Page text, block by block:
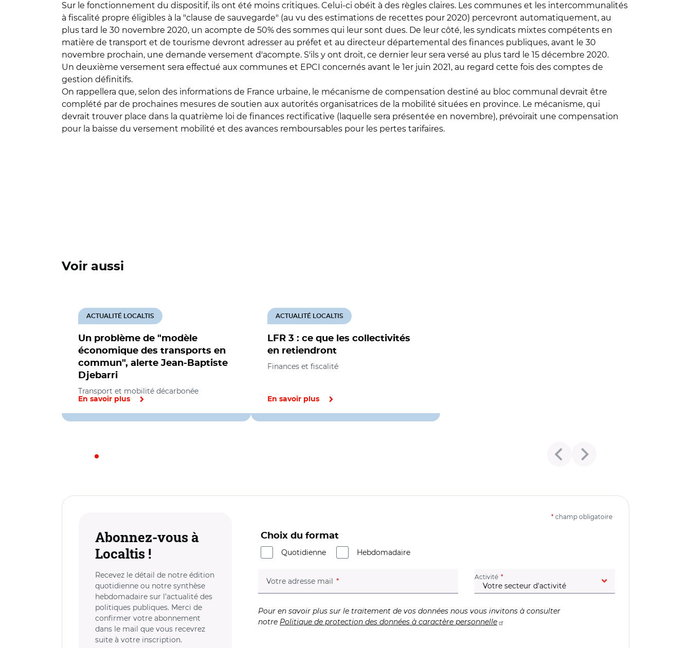
Sur le fonctionnement du dispositif, ils ont été moins critiques. Celui-ci obéit à des règles claires. Les communes et les intercommunalités
à fiscalité propre éligibles à la "clause de sauvegarde" (au vu des estimations de recettes pour 2020) percevront automatiquement, au
plus tard le 30 novembre 2020, un acompte de 50% des sommes qui leur sont dues. De leur côté, les syndicats mixtes compétents en
matière de transport et de tourisme devront adresser au préfet et au directeur départemental des finances publiques, avant le 30
novembre prochain, une demande versement d'acompte. S'ils y ont droit, ce dernier leur sera versé au plus tard le 15 décembre 2020.
Un deuxième versement sera effectué aux communes et EPCI concernés avant le 1er juin 2021, au regard cette fois des comptes de
gestion définitifs.
On rappellera que, selon des informations de France urbaine, le mécanisme de compensation destiné au bloc communal devrait être
complété par de prochaines mesures de soutien aux autorités organisatrices de la mobilité situées en province. Le mécanisme, qui
devrait trouver place dans la quatrième loi de finances rectificative (laquelle sera présentée en novembre), prévoirait une compensation
pour la baisse du versement mobilité et des avances remboursables pour les pertes tarifaires.
Voir aussi
Un problème de "modèle
économique des transports en
commun", alerte Jean-Baptiste
Djebarri
ACTUALITÉ LOCALTIS
Transport et mobilité décarbonée
En savoir plus
LFR 3 : ce que les collectivités
en retiendront
ACTUALITÉ LOCALTIS
Finances et fiscalité
En savoir plus
Abonnez-vous à
Localtis !
Recevez le détail de notre édition
quotidienne ou notre synthèse
hebdomadaire sur l’actualité des
politiques publiques. Merci de
confirmer votre abonnement
dans le mail que vous recevrez
suite à votre inscription.
* champ obligatoire
Choix du format
Quotidienne
Hebdomadaire
Votre adresse mail (champ obligatoire) Activité (champ obligatoire)
Pour en savoir plus sur le traitement de vos données nous vous invitons à consulter
notre Politique de protection des données à caractère personnelle